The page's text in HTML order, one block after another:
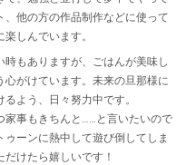
他の方の作品制作などに使って
しんでいます。
もありますが、ごはんが美味し
がけています。未来の旦那様に
よう、日々努力中です。
家事もきちんと……と言いたいので
ーンに熱中して遊び倒してしま
けたら嬉しいです！